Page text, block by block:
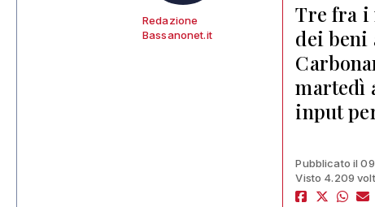
Redazione
Bassanonet.it
Tre fra i
dei
martedì
input
Pubblicato il
Visto 4.209